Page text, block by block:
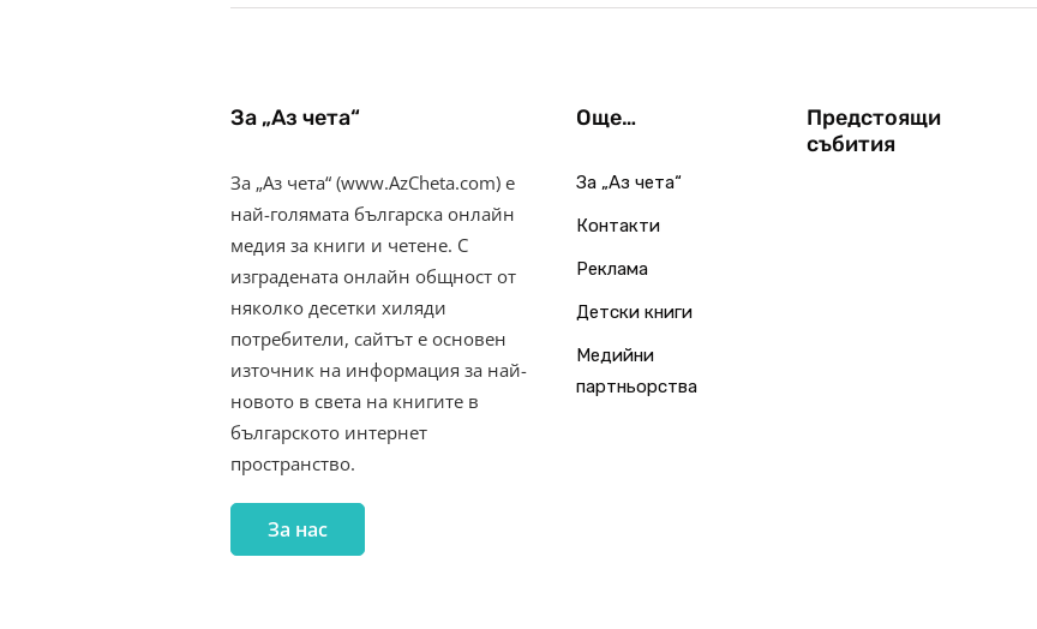
За „Аз чета“
За „Аз чета“ (www.AzCheta.com) е
най-голямата българска онлайн
медия за книги и четене. С
изградената онлайн общност от
няколко десетки хиляди
потребители, сайтът е основен
източник на информация за най-
новото в света на книгите в
българското интернет
пространство.
За нас
Още…
За „Аз чета“
Контакти
Реклама
Детски книги
Медийни
партньорства
Предстоящи
събития